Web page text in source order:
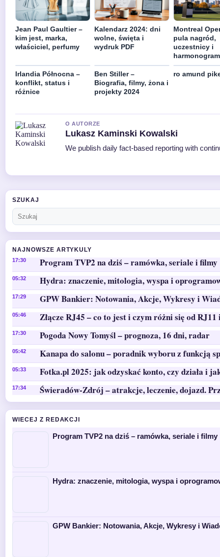
Jean Paul Gaultier –
kim jest, marka,
właściciel, perfumy
Kalendarz 2024: dni
wolne, święta i
wydruk PDF
Montreal
pula nagród,
uczestnicy i
harmonogram
Irlandia Północna –
konflikt, status i
różnice
Ben Stiller –
Biografia, filmy, żona i
projekty 2024
ro amund
O AUTORZE
Lukasz Kaminski Kowalski
We publish daily fact-based reporting with
SZUKAJ
NAJNOWSZE ARTYKULY
17:30 Program TVP2 na dziś – ramówka, seriale i
05:32 Hydra: znaczenie, mitologia, wyspa i
17:29 GPW Bankier: Notowania, Akcje, Wykresy i
05:46 Złącze RJ45 – co to jest i czym różni się od
17:30 Pogoda Nowy Tomyśl – prognoza, 16 dni, radar
05:42 Kanapa do salonu – poradnik wyboru z funkcją
05:33 Fotka.pl 2025: jak odzyskać konto, czy działa i
17:34 Świeradów-Zdrój – atrakcje, leczenie, dojazd.
WIECEJ Z REDAKCJI
Program TVP2 na dziś – ramówka, seriale i
Hydra: znaczenie, mitologia, wyspa i
GPW Bankier: Notowania, Akcje, Wykresy i